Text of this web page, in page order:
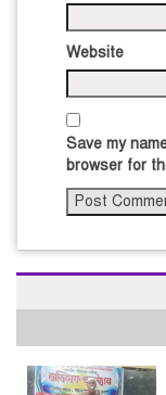
Website
Save my
browser for